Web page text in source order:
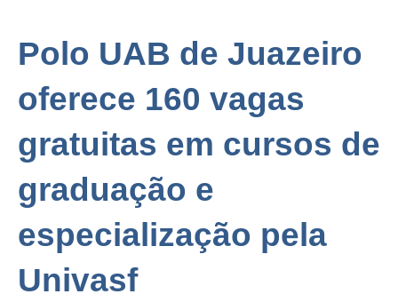
Polo UAB de Juazeiro
oferece 160 vagas
gratuitas em cursos de
graduação e
especialização pela
Univasf